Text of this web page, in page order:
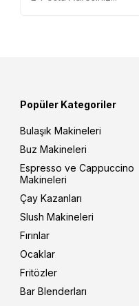
Popüler Kategoriler
Bulaşık Makineleri
Buz Makineleri
Espresso ve Cappuccino
Makineleri
Çay Kazanları
Slush Makineleri
Fırınlar
Ocaklar
Fritözler
Bar Blenderları